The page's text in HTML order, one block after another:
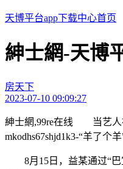
天博平台app下载中心首页
紳士網-天博
房天下
2023-07-10 09:09:27
紳士網,99re在线 当艺人
mkodhs67shjd1k3-“羊了个
8月15日，益某通过“巴